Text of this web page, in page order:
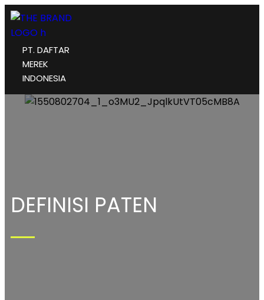
PT. DAFTAR
MEREK
INDONESIA
DEFINISI PATEN